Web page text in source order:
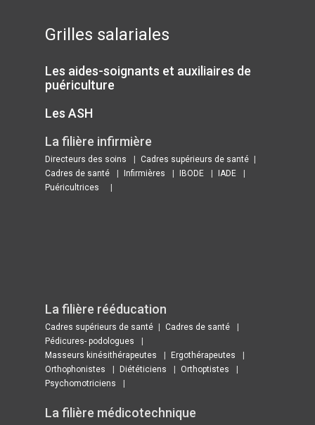
Grilles salariales
Les aides-soignants et auxiliaires de
puériculture
Les ASH
La filière infirmière
Directeurs des soins
Cadres supérieurs de santé
Cadres de santé
Infirmières IBODE
IADE
Puéricultrices
La filière rééducation
Cadres supérieurs de santé
Cadres de santé
Pédicures- podologues
Masseurs kinésithérapeutes
Ergothérapeutes
Orthophonistes
Diététiciens
Orthoptistes
Psychomotriciens
La filière médicotechnique